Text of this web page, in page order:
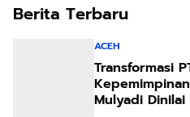
Berita Terbaru
ACEH
Transformasi
Mulyadi